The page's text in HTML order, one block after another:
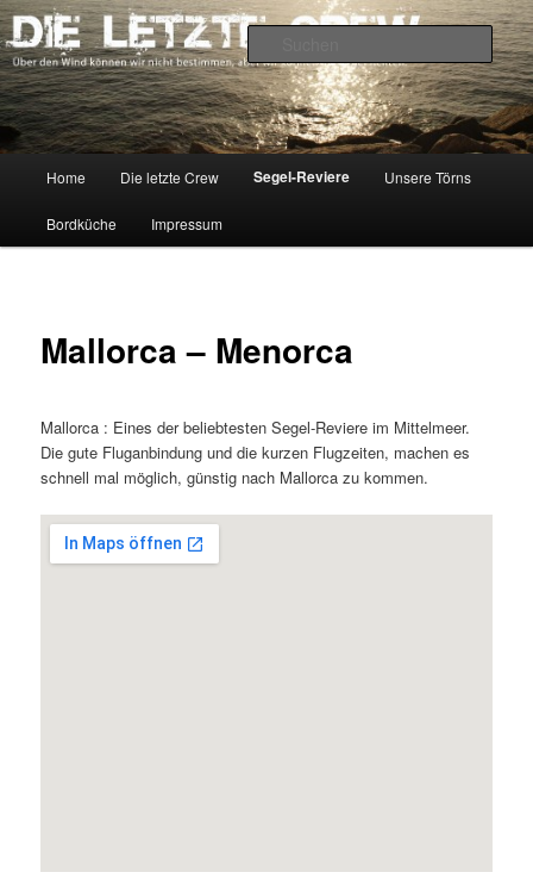
Zum
primären
Inhalt
springenDIE LETZTE CREW
Über den Wind können wir nicht bestimmen, aber wir können die Segel
richten.
Home Die letzte Crew Segel-Reviere Unsere Törns
Bordküche Impressum
Mallorca – Menorca
Mallorca : Eines der beliebtesten Segel-Reviere im Mittelmeer.
Die gute Fluganbindung und die kurzen Flugzeiten, machen es
schnell mal möglich, günstig nach Mallorca zu kommen.